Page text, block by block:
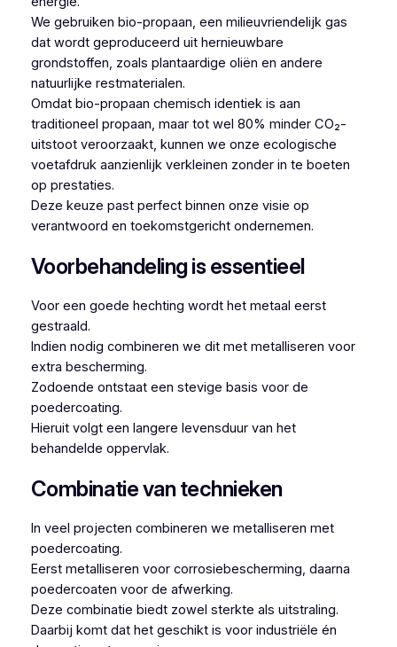
We gebruiken bio-propaan, een milieuvriendelijk gas
dat wordt geproduceerd uit hernieuwbare
grondstoffen, zoals plantaardige oliën en andere
natuurlijke restmaterialen.
Omdat bio-propaan chemisch identiek is aan
traditioneel propaan, maar tot wel 80% minder CO₂-
uitstoot veroorzaakt, kunnen we onze ecologische
voetafdruk aanzienlijk verkleinen zonder in te boeten
op prestaties.
Deze keuze past perfect binnen onze visie op
verantwoord en toekomstgericht ondernemen.
Voorbehandeling is essentieel
Voor een goede hechting wordt het metaal eerst
gestraald.
Indien nodig combineren we dit met metalliseren voor
extra bescherming.
Zodoende ontstaat een stevige basis voor de
poedercoating.
Hieruit volgt een langere levensduur van het
behandelde oppervlak.
Combinatie van technieken
In veel projecten combineren we metalliseren met
poedercoating.
Eerst metalliseren voor corrosiebescherming, daarna
poedercoaten voor de afwerking.
Deze combinatie biedt zowel sterkte als uitstraling.
Daarbij komt dat het geschikt is voor industriële én